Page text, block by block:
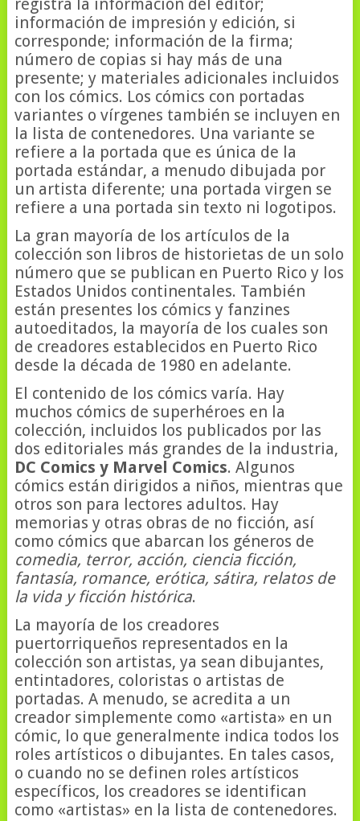
registra la información del editor;
información de impresión y edición, si
corresponde; información de la firma;
número de copias si hay más de una
presente; y materiales adicionales incluidos
con los cómics. Los cómics con portadas
variantes o vírgenes también se incluyen en
la lista de contenedores. Una variante se
refiere a la portada que es única de la
portada estándar, a menudo dibujada por
un artista diferente; una portada virgen se
refiere a una portada sin texto ni logotipos.
La gran mayoría de los artículos de la
colección son libros de historietas de un solo
número que se publican en Puerto Rico y los
Estados Unidos continentales. También
están presentes los cómics y fanzines
autoeditados, la mayoría de los cuales son
de creadores establecidos en Puerto Rico
desde la década de 1980 en adelante.
El contenido de los cómics varía. Hay
muchos cómics de superhéroes en la
colección, incluidos los publicados por las
dos editoriales más grandes de la industria,
DC Comics y Marvel Comics. Algunos
cómics están dirigidos a niños, mientras que
otros son para lectores adultos. Hay
memorias y otras obras de no ficción, así
como cómics que abarcan los géneros de
comedia, terror, acción, ciencia ficción,
fantasía, romance, erótica, sátira, relatos de
la vida y ficción histórica.
La mayoría de los creadores
puertorriqueños representados en la
colección son artistas, ya sean dibujantes,
entintadores, coloristas o artistas de
portadas. A menudo, se acredita a un
creador simplemente como «artista» en un
cómic, lo que generalmente indica todos los
roles artísticos o dibujantes. En tales casos,
o cuando no se definen roles artísticos
específicos, los creadores se identifican
como «artistas» en la lista de contenedores.